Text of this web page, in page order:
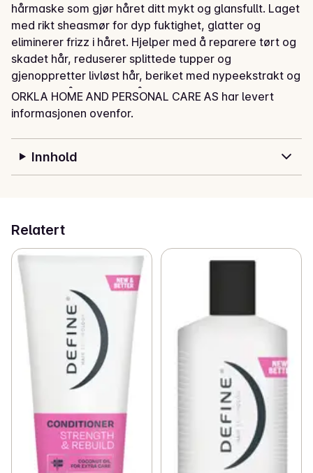
hårmaske som gjør håret ditt mykt og glansfullt. Laget
med rikt sheasmør for dyp fuktighet, glatter og
eliminerer frizz i håret. Hjelper med å reparere tørt og
skadet hår, reduserer splittede tupper og
gjenoppretter livløst hår, beriket med nypeekstrakt og
algeolje. Påfør i fuktig hår og la virke i 2-5 minutter.
Skyll med vann. Kan brukes i stedet for balsam.
ORKLA HOME AND PERSONAL CARE AS har levert
informasjonen ovenfor.
Innhold
Relatert